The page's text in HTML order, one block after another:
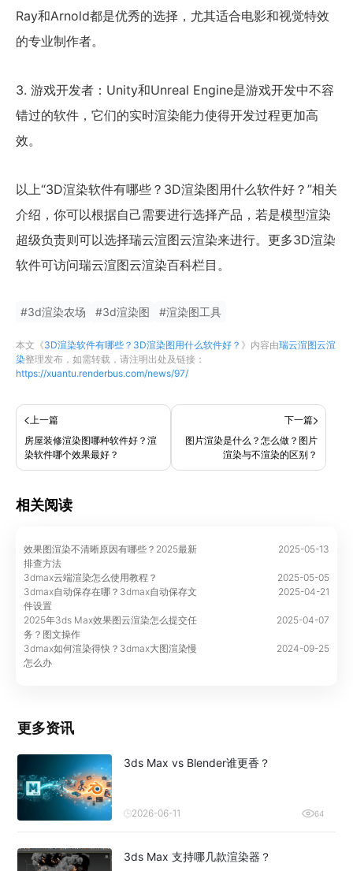
Ray和Arnold都是优秀的选择，尤其适合电影和视觉特效
的专业制作者。
3. 游戏开发者：Unity和Unreal Engine是游戏开发中不容
错过的软件，它们的实时渲染能力使得开发过程更加高
效。
以上“3D渲染软件有哪些？3D渲染图用什么软件好？”相关
介绍，你可以根据自己需要进行选择产品，若是模型渲染
超级负责则可以选择瑞云渲图云渲染来进行。更多3D渲染
软件可访问瑞云渲图云渲染百科栏目。
#3d渲染农场 #3d渲染图 #渲染图工具
本文《3D渲染软件有哪些？3D渲染图用什么软件好？ 》内容由瑞云渲图云渲
染整理发布，如需转载，请注明出处及链接：
https://xuantu.renderbus.com/news/97/
上一篇
房屋装修渲染图哪种软件好？渲
染软件哪个效果最好？
下一篇
图片渲染是什么？怎么做？图片
渲染与不渲染的区别？
相关阅读
效果图渲染不清晰原因有哪些？2025最新
排查方法
2025-05-13
3dmax云端渲染怎么使用教程？
2025-05-05
3dmax自动保存在哪？3dmax自动保存文
件设置
2025-04-21
2025年3ds Max效果图云渲染怎么提交任
务？图文操作
2025-04-07
3dmax如何渲染得快？3dmax大图渲染慢
怎么办
2024-09-25
更多资讯
3ds Max vs Blender谁更香？
2026-06-11 64
3ds Max 支持哪几款渲染器？